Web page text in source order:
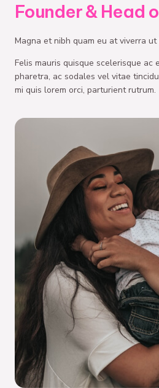
Founder & Head
Magna et nibh quam eu at viverra
Felis mauris quisque scelerisque ac
pharetra, ac sodales vel vitae
mi quis lorem orci, parturient rutrum.